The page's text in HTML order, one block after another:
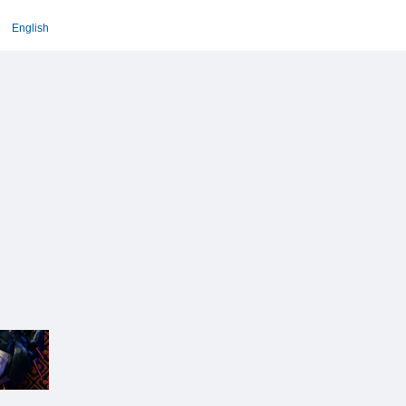
English